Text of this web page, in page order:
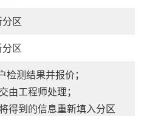
区
区
检测结果并报价；
由工程师处理；
得到的信息重新填入分区